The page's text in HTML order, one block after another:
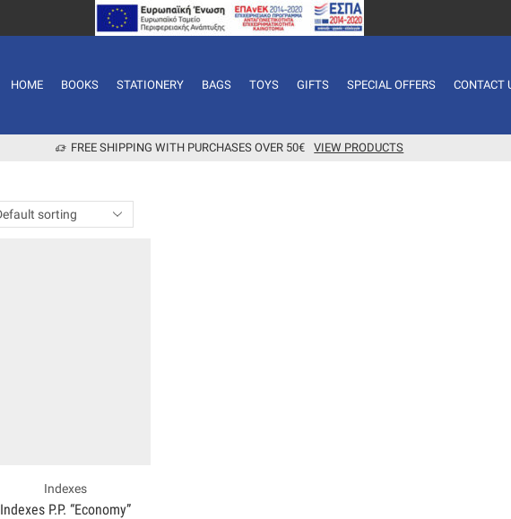
HOME BOOKS STATIONERY BAGS TOYS GIFTS SPECIAL OFFERS CONTACT
FREE SHIPPING WITH PURCHASES OVER 50€ VIEW PRODUCTS
Indexes
Indexes P.P. “Economy”